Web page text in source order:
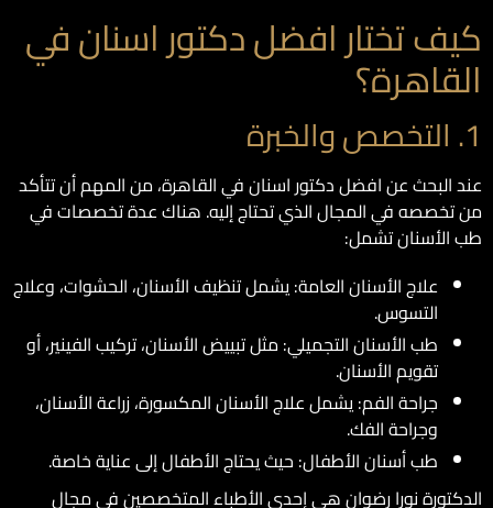
كيف تختار افضل دكتور اسنان في
القاهرة؟
1. التخصص والخبرة
عند البحث عن افضل دكتور اسنان في القاهرة، من المهم أن تتأكد
من تخصصه في المجال الذي تحتاج إليه. هناك عدة تخصصات في
طب الأسنان تشمل:
علاج الأسنان العامة: يشمل تنظيف الأسنان، الحشوات، وعلاج
التسوس.
طب الأسنان التجميلي: مثل تبييض الأسنان، تركيب الفينير، أو
تقويم الأسنان.
جراحة الفم: يشمل علاج الأسنان المكسورة، زراعة الأسنان،
وجراحة الفك.
طب أسنان الأطفال: حيث يحتاج الأطفال إلى عناية خاصة.
الدكتورة نورا رضوان هي إحدى الأطباء المتخصصين في مجال